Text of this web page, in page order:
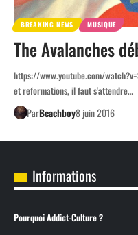
BREAKING NEWS MUSIQUE
The Avalanches
https://www.youtube.com/
et reformations, il faut s'attendre…
ParBeachboy8 juin 2016
Informations
Pourquoi Addict-Culture ?